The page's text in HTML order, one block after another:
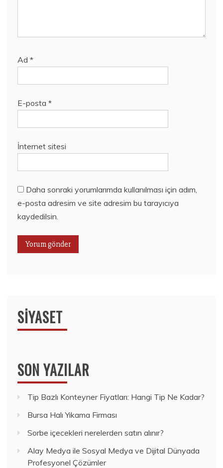
Ad *
E-posta *
İnternet sitesi
Daha sonraki yorumlarımda kullanılması için adım,
e-posta adresim ve site adresim bu tarayıcıya
kaydedilsin.
SIYASET
SON YAZILAR
Tip Bazlı Konteyner Fiyatları: Hangi Tip Ne Kadar?
Bursa Halı Yıkama Firması
Sorbe içecekleri nerelerden satın alınır?
Alay Medya ile Sosyal Medya ve Dijital Dünyada
Profesyonel Çözümler